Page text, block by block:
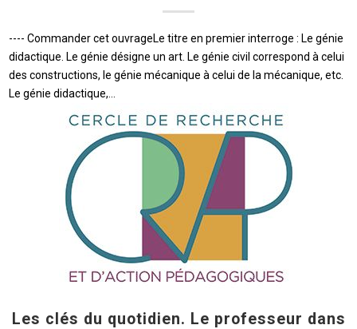
---- Commander cet ouvrageLe titre en premier interroge : Le génie
didactique. Le génie désigne un art. Le génie civil correspond à celui
des constructions, le génie mécanique à celui de la mécanique, etc.
Le génie didactique,…
Les clés du quotidien. Le professeur dans